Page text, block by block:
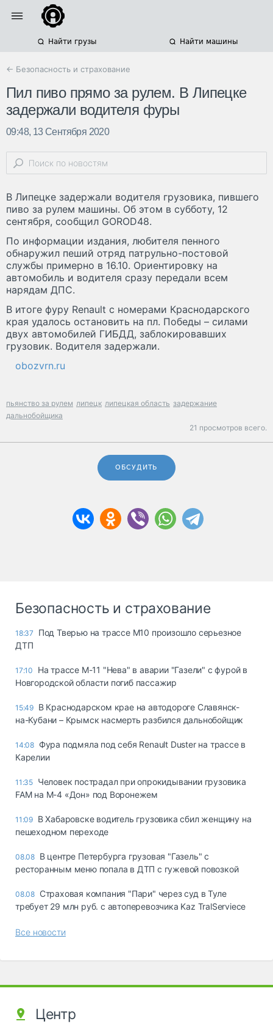
Найти грузы Найти машины
← Безопасность и страхование
Пил пиво прямо за рулем. В Липецке
задержали водителя фуры
09:48, 13 Сентября 2020
В Липецке задержали водителя грузовика, пившего
пиво за рулем машины. Об этом в субботу, 12
сентября, сообщил GOROD48.
По информации издания, любителя пенного
обнаружил пеший отряд патрульно-постовой
службы примерно в 16.10. Ориентировку на
автомобиль и водителя сразу передали всем
нарядам ДПС.
В итоге фуру Renault с номерами Краснодарского
края удалось остановить на пл. Победы – силами
двух автомобилей ГИБДД, заблокировавших
грузовик. Водителя задержали.
obozvrn.ru
пьянство за рулем липецк липецкая область задержание
дальнобойщика
21 просмотров всего.
ОБСУДИТЬ
Безопасность и страхование
18:37
Под Тверью на трассе М10 произошло серьезное
ДТП
17:10
На трассе М-11 "Нева" в аварии "Газели" с фурой в
Новгородской области погиб пассажир
15:49 В Краснодарском крае на автодороге Славянск-
на-Кубани – Крымск насмерть разбился дальнобойщик
14:08 Фура подмяла под себя Renault Duster на трассе в
Карелии
11:35 Человек пострадал при опрокидывании грузовика
FAM на М-4 «Дон» под Воронежем
11:09 В Хабаровске водитель грузовика сбил женщину на
пешеходном переходе
08.08 В центре Петербурга грузовая "Газель" с
ресторанным меню попала в ДТП с гужевой повозкой
08.08 Страховая компания "Пари" через суд в Туле
требует 29 млн руб. с автоперевозчика Kaz TralServiece
Все новости
Центр